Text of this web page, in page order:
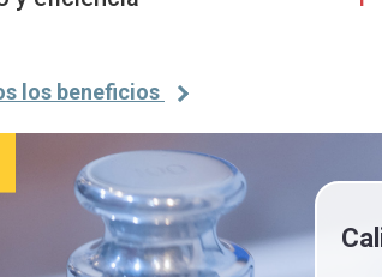
los beneficios